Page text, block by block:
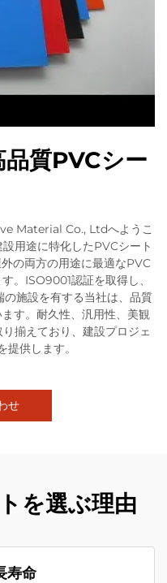
質PVCシー
Material Co., Ltdへようこ
用途に特化したPVCシート
の両方の用途に最適なPVC
。ISO9001認証を取得し、
施設を有する当社は、品質
す。耐久性、汎用性、美観
揃えており、建設プロジェ
提供します。
せ
を選ぶ理由
寿命